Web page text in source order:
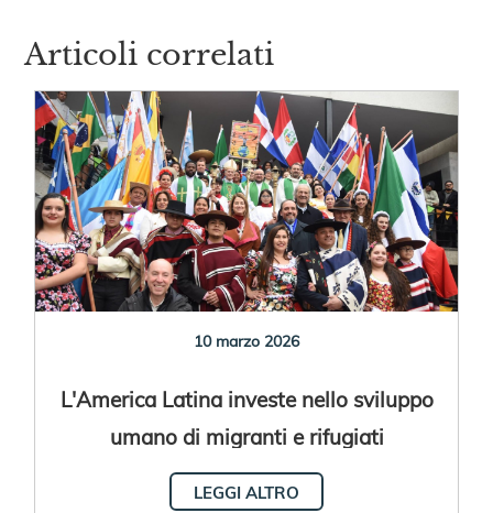
Articoli correlati
10 marzo 2026
L'America Latina investe nello sviluppo
umano di migranti e rifugiati
LEGGI ALTRO